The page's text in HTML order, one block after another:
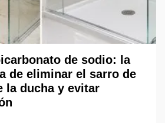
de sodio: la
de eliminar el sarro de
la ducha y evitar